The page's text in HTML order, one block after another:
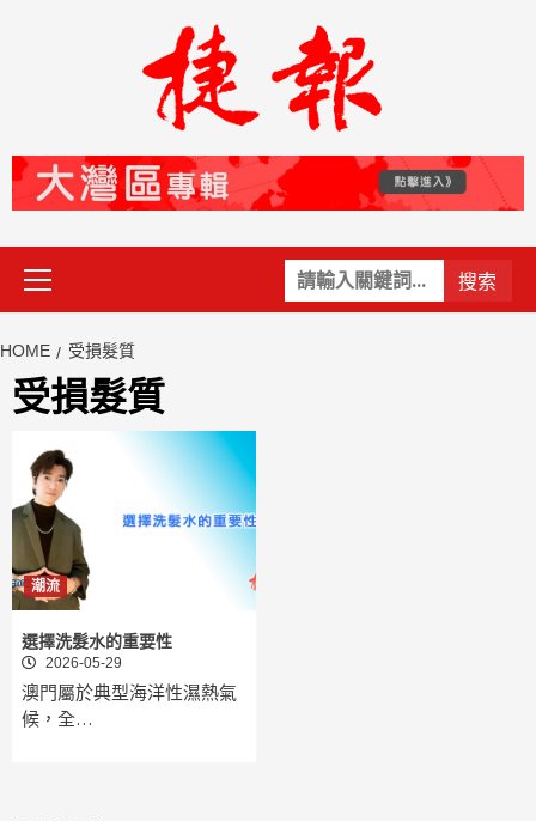
關
鍵
Primary
Menu
HOME 受損髮質
受損髮質
潮流
選擇洗髮水的重要性
2026-05-29
澳門屬於典型海洋性濕熱氣
候，全…